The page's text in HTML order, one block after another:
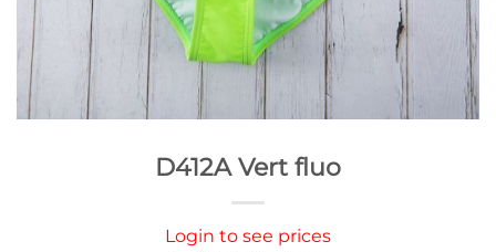
D412A Vert fluo
Login to see prices